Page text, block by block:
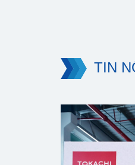
TIN